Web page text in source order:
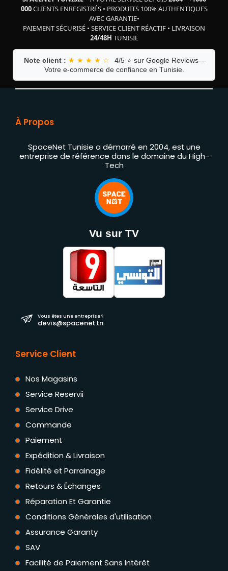
000CLIENTS ENREGISTRÉS• PRODUITS 100% AUTHENTIQUES
AVEC GARANTIE•
PAIEMENT SÉCURISÉ • SERVICE CLIENT RÉACTIF • LIVRAISON
24/48H TUNISIE
Note client : ★ ★ ★ ★ ☆
4/5 ⭐ sur Google Reviews –
Votre e-commerce de confiance en Tunisie.
À Propos
SpaceNet Tunisie a démarré en 2004, est une
entreprise de référence dans le domaine du High-
Tech
Vu sur TV
Vous êtes une entreprise ?
devis@spacenet.tn
Service Client
Nos Magasins
Service Reservii
Service Drive
Commande
Paiement
Expédition & Livraison
Fidélité et Parrainage
Retours & Échanges
Réparation Et Garantie
Conditions Générales d'utilisation
Assurance Garanty
SAV
Facilité de Paiement Sans Intérêt